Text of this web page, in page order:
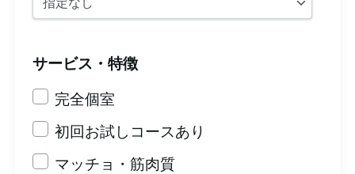
サービス・特徴
完全個室
初回お試しコースあり
マッチョ・筋肉質